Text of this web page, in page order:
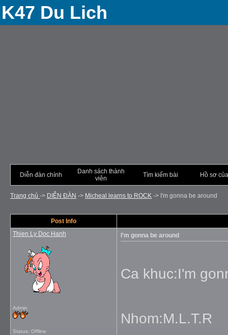
K47 Du Lich
Diễn đàn chính
Danh sách thành
viên
Tìm kiếm bài Hồ sơ
Trang chủ -> DIỄN ÐÀN -> Micheal learns to ROCK -> I'm gonna be around
Post Info
Thien Ly Doc Hanh
Admin
Status: Offline
I'm gonna be around
Ca
Nhom:M.L.T.R